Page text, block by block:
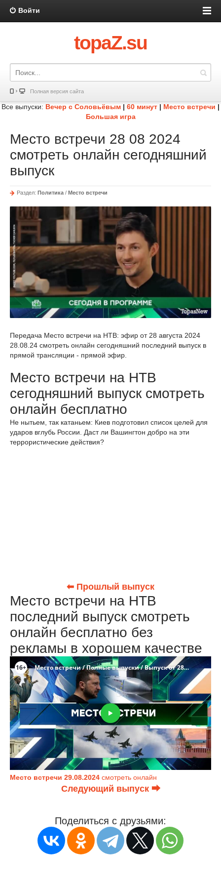
Войти
topaZ.su
Полная версия сайта
Все выпуски: Вечер с Соловьёвым | 60 минут | Место встречи |
Большая игра
Место встречи 28 08 2024
смотреть онлайн сегодняшний
выпуск
Раздел: Политика / Место встречи
Передача Место встречи на НТВ: эфир от 28 августа 2024
28.08.24 смотреть онлайн сегодняшний последний выпуск в
прямой трансляции - прямой эфир.
Место встречи на НТВ
сегодняшний выпуск смотреть
онлайн бесплатно
Не нытьем, так катаньем: Киев подготовил список целей для
ударов вглубь России. Даст ли Вашингтон добро на эти
террористические действия?
⬅ Прошлый выпуск
Место встречи на НТВ
последний выпуск смотреть
онлайн бесплатно без
рекламы в хорошем качестве
Место встречи 29.08.2024 смотреть онлайн
Следующий выпуск ⮕
Поделиться с друзьями: